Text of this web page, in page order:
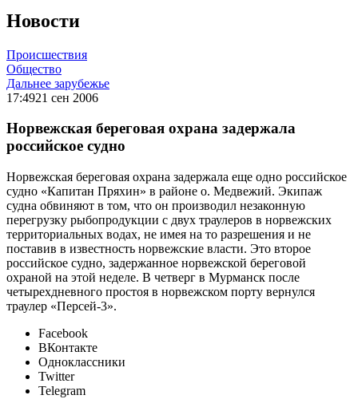
Новости
Происшествия
Общество
Дальнее зарубежье
17:4921 сен 2006
Норвежская береговая охрана задержала
российское судно
Норвежская береговая охрана задержала еще одно российское
судно «Капитан Пряхин» в районе о. Медвежий. Экипаж
судна обвиняют в том, что он производил незаконную
перегрузку рыбопродукции с двух траулеров в норвежских
территориальных водах, не имея на то разрешения и не
поставив в известность норвежские власти. Это второе
российское судно, задержанное норвежской береговой
охраной на этой неделе. В четверг в Мурманск после
четырехдневного простоя в норвежском порту вернулся
траулер «Персей-3».
Facebook
ВКонтакте
Одноклассники
Twitter
Telegram